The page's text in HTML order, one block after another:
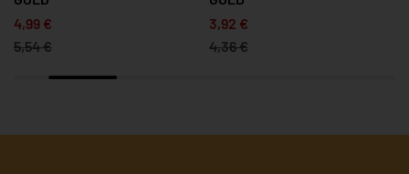
4,99 €
5,54 €
3,92 €
4,36 €